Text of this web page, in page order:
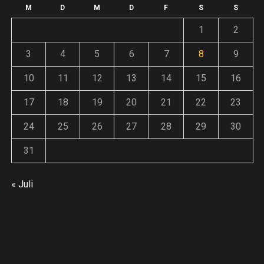
weiter
M D M D F S S
1 2
3 4 5 6 7 8 9
10 11 12 13 14 15 16
17 18 19 20 21 22 23
24 25 26 27 28 29 30
31
« Juli